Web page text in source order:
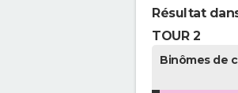
Résultat
TOUR 2
Binômes de